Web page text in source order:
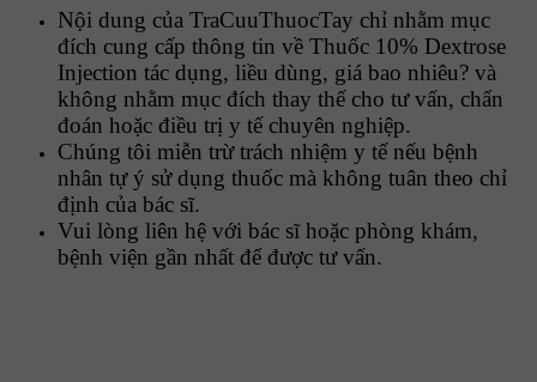
Nội dung của TraCuuThuocTay chỉ nhằm mục
đích cung cấp thông tin về Thuốc 10% Dextrose
Injection tác dụng, liều dùng, giá bao nhiêu? và
không nhằm mục đích thay thế cho tư vấn, chẩn
đoán hoặc điều trị y tế chuyên nghiệp.
Chúng tôi miễn trừ trách nhiệm y tế nếu bệnh
nhân tự ý sử dụng thuốc mà không tuân theo chỉ
định của bác sĩ.
Vui lòng liên hệ với bác sĩ hoặc phòng khám,
bệnh viện gần nhất để được tư vấn.